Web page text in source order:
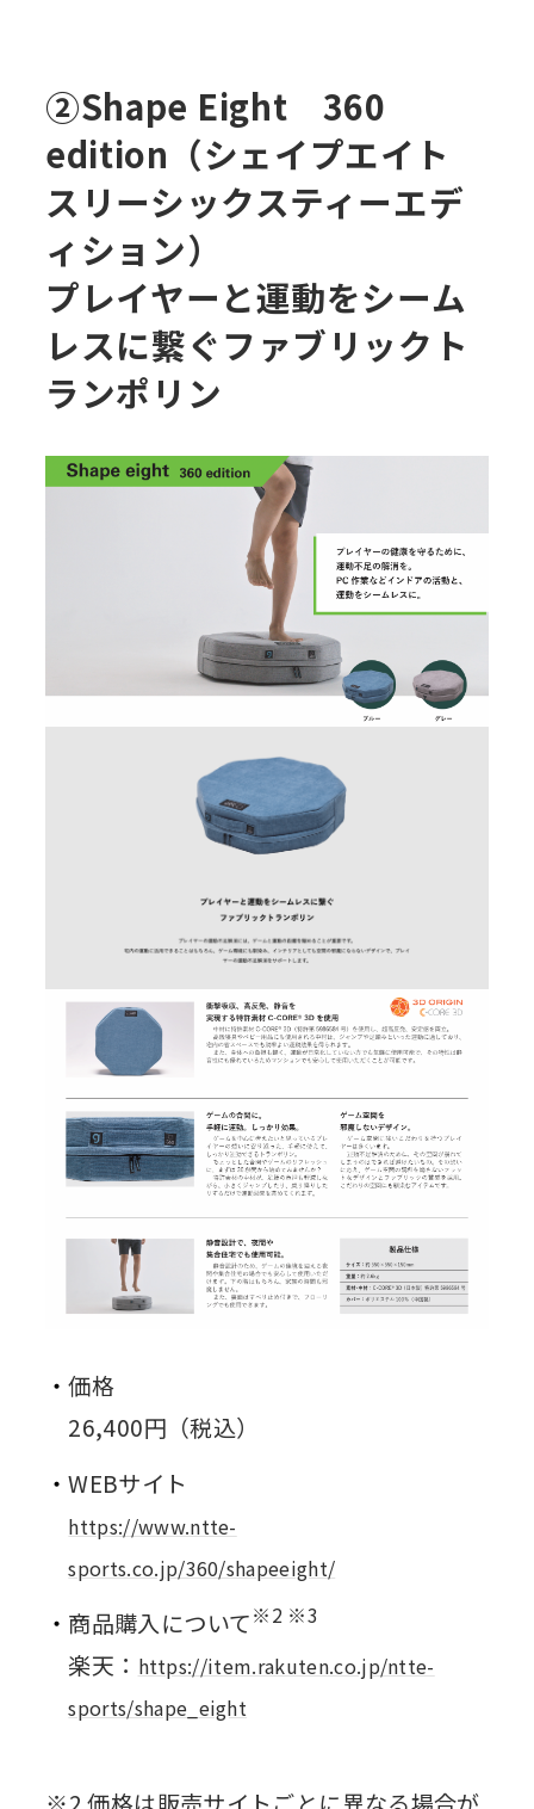
②Shape Eight 360
edition（シェイプエイト
スリーシックスティーエデ
ィション）
プレイヤーと運動をシーム
レスに繋ぐファブリックト
ランポリン
価格
26,400円（税込）
WEBサイト
https://www.ntte-
sports.co.jp/360/shapeeight/
商品購入について※2 ※3
楽天： https://item.rakuten.co.jp/ntte-
sports/shape_eight